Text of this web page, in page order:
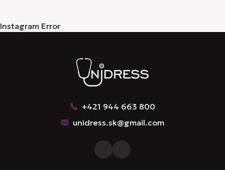
Instagram Error
+421 944 663 800
unidress.sk@gmail.com